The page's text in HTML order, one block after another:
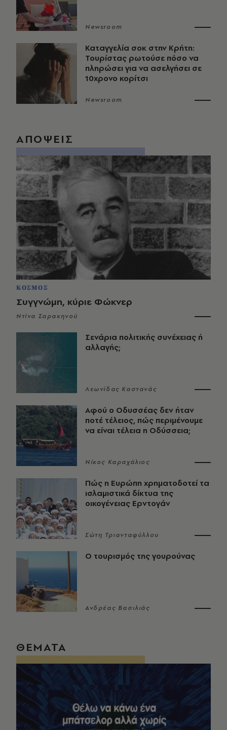
Newsroom
Καταγγελία σοκ στην Κρήτη:
Τουρίστας ρωτούσε πόσο να
πληρώσει για να ασελγήσει σε
10χρονο κορίτσι
Newsroom
ΑΠΟΨΕΙΣ
ΚΟΣΜΟΣ
Συγγνώμη, κύριε Φώκνερ
Ντίνα Σαρακηνού
Σενάρια πολιτικής συνέχειας ή
αλλαγής;
Λεωνίδας Καστανάς
Αφού ο Οδυσσέας δεν ήταν
ποτέ τέλειος, πώς περιμένουμε
να είναι τέλεια η Οδύσσεια;
Νίκος Καραχάλιος
Πώς η Ευρώπη χρηματοδοτεί τα
ισλαμιστικά δίκτυα της
οικογένειας Ερντογάν
Σώτη Τριανταφύλλου
Ο τουρισμός της γουρούνας
Ανδρέας Βασιλιάς
ΘΕΜΑΤΑ